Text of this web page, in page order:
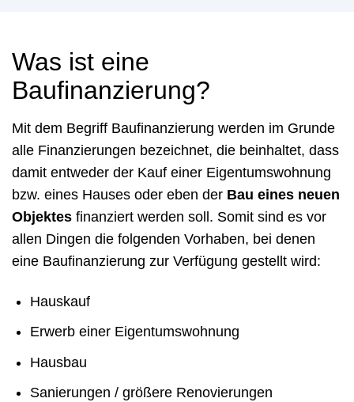
Was ist eine
Baufinanzierung?
Mit dem Begriff Baufinanzierung werden im Grunde
alle Finanzierungen bezeichnet, die beinhaltet, dass
damit entweder der Kauf einer Eigentumswohnung
bzw. eines Hauses oder eben der Bau eines neuen
Objektes finanziert werden soll. Somit sind es vor
allen Dingen die folgenden Vorhaben, bei denen
eine Baufinanzierung zur Verfügung gestellt wird:
Hauskauf
Erwerb einer Eigentumswohnung
Hausbau
Sanierungen / größere Renovierungen